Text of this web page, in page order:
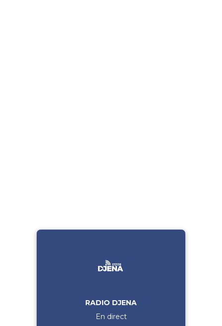
RADIO DJENA
En direct